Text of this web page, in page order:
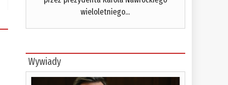
wieloletniego...
Wywiady